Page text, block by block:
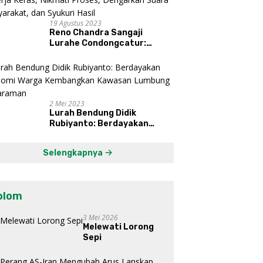
19 Agustus 2023
Reno Chandra Sangaji
Lurahe Condongcatur:
Proses, Dengarkan Suara
Masyarakat, dan Syukuri
Hasil
2 Mei 2023
Lurah Bendung Didik
Rubiyanto: Berdayakan
Mataraman
Selengkapnya
3 Mei 2026
Melewati Lorong
Sepi